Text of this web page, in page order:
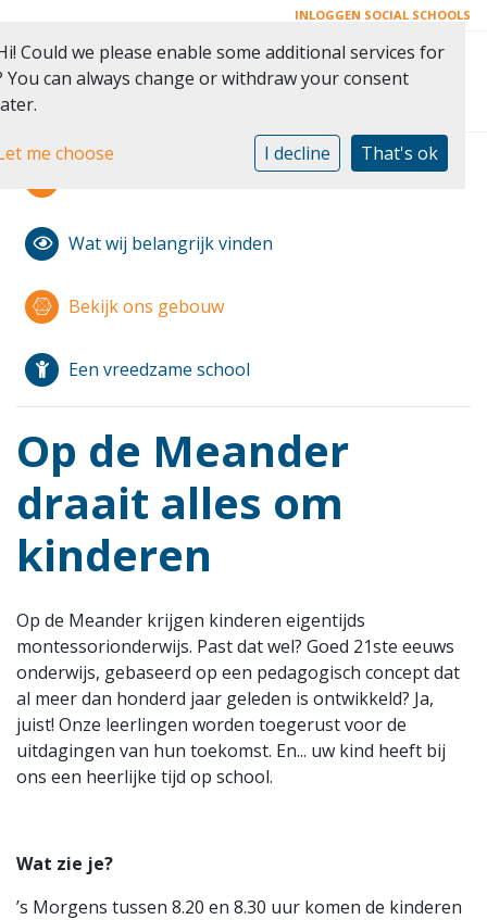
INLOGGEN SOCIAL SCHOOLS
Toggle
Wat wij belangrijk vinden
Bekijk ons gebouw
Een vreedzame school
Op de Meander
draait alles om
kinderen
Op de Meander krijgen kinderen eigentijds
montessorionderwijs. Past dat wel? Goed 21ste eeuws
onderwijs, gebaseerd op een pedagogisch concept dat
al meer dan honderd jaar geleden is ontwikkeld? Ja,
juist! Onze leerlingen worden toegerust voor de
uitdagingen van hun toekomst. En... uw kind heeft bij
ons een heerlijke tijd op school.
Wat zie je?
’s Morgens tussen 8.20 en 8.30 uur komen de kinderen
Could we please enable some additional services for
You can always change or withdraw your consent
me choose I decline That's ok